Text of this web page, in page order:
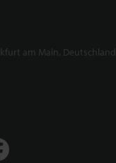
am Main, Deutschland